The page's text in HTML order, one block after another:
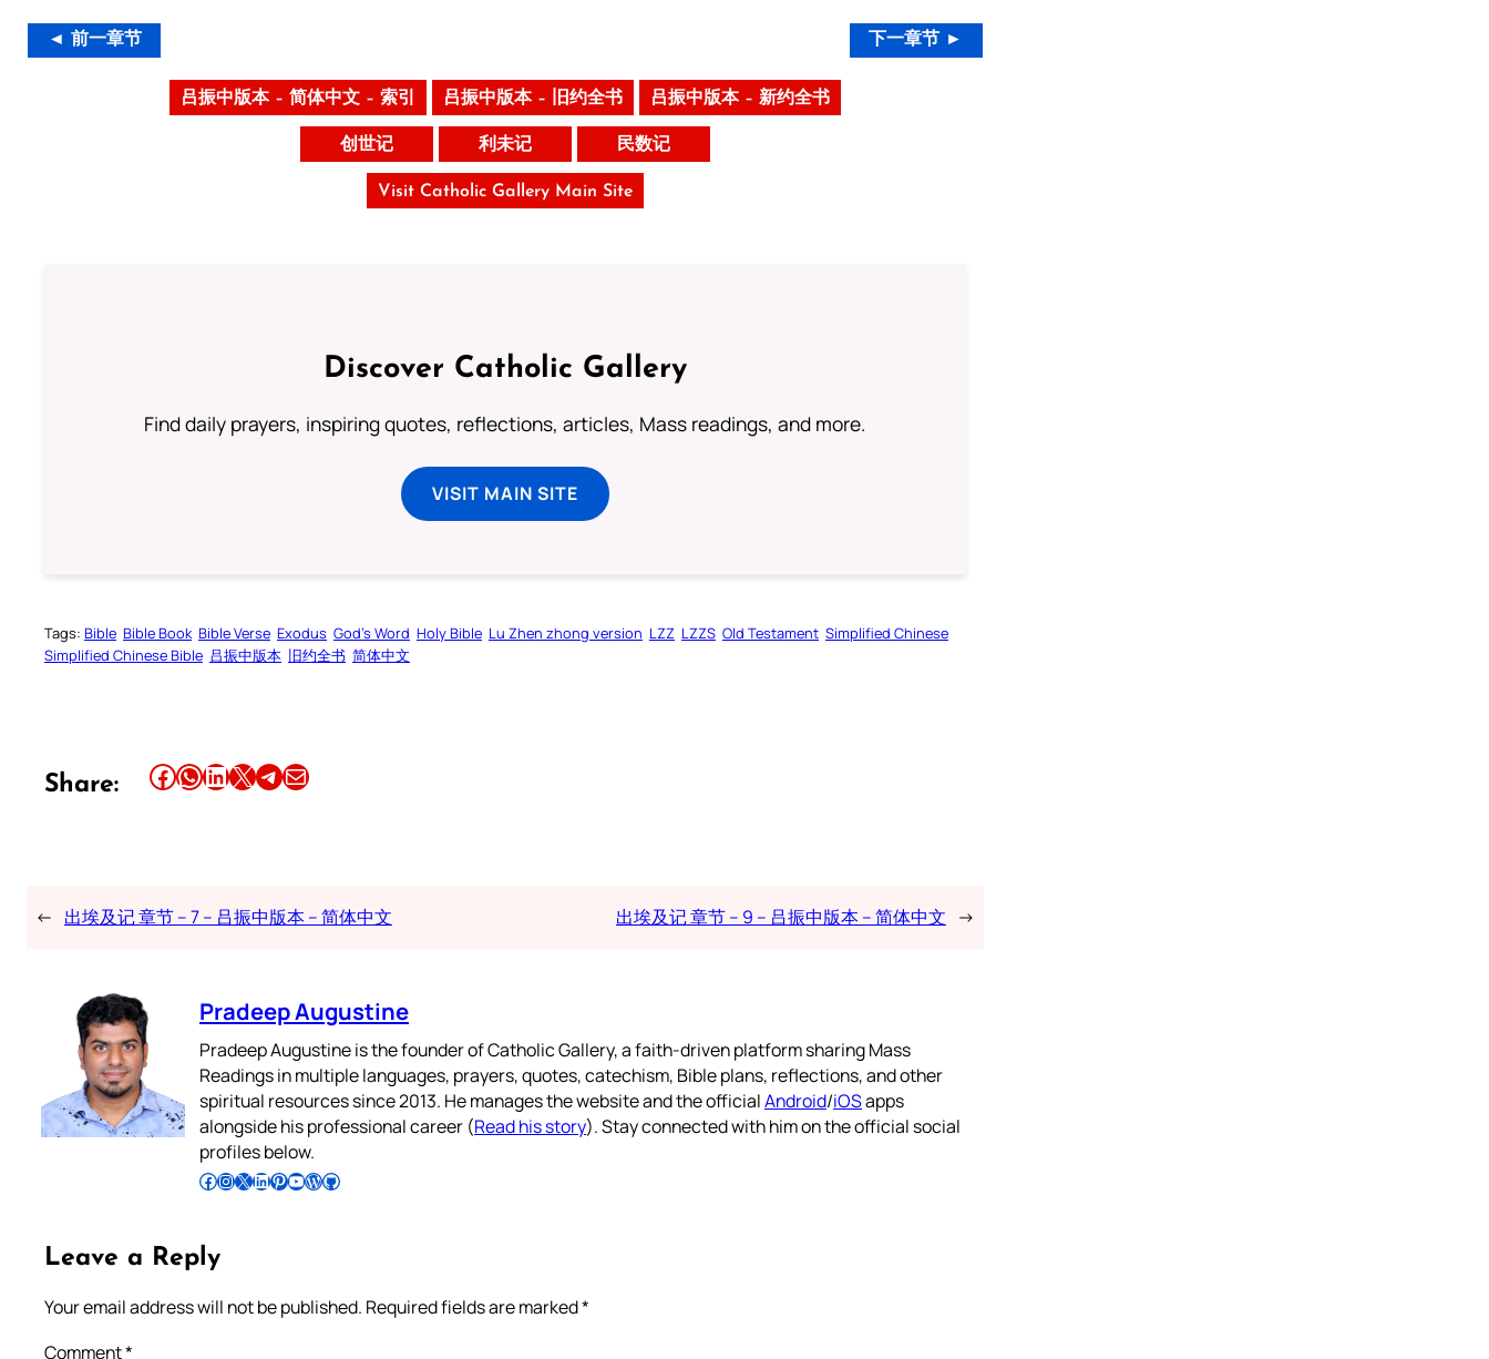
◄ 前一章节 下一章节 ►
吕振中版本 – 简体中文 – 索引 吕振中版本 – 旧约全书 吕振中版本 – 新约全书
创世记 利未记 民数记
Visit Catholic Gallery Main Site
Discover Catholic Gallery
Find daily prayers, inspiring quotes, reflections, articles, Mass readings, and more.
VISIT MAIN SITE
Tags: Bible Bible Book Bible Verse Exodus God’s Word Holy Bible Lu Zhen zhong version LZZ LZZS Old Testament Simplified Chinese
Simplified Chinese Bible 吕振中版本 旧约全书 简体中文
Share: Share this article on Facebook Share this article on WhatsApp Share this article on LinkedIn Share this article on X Share this article on TelegramEmail this Article
← 出埃及记 章节 – 7 – 吕振中版本 – 简体中文 出埃及记 章节 – 9 – 吕振中版本 – 简体中文 →
Pradeep Augustine
Pradeep Augustine is the founder of Catholic Gallery, a faith-driven platform sharing Mass
Readings in multiple languages, prayers, quotes, catechism, Bible plans, reflections, and other
spiritual resources since 2013. He manages the website and the officialAndroid/iOSapps
alongside his professional career (Read his story). Stay connected with him on the official social
profiles below.
Follow Pradeep on Facebook Follow Pradeep on InstagramFollow Pradeep on X Follow Pradeep on LinkedIn Follow Pradeep on Pinterest Subscribe to Pradeep’s Youtube Channel Follow Pradeep on WordPress Follow Pradeep on GitHub
Leave a Reply
Your email address will not be published. Required fields are marked*
Comment*